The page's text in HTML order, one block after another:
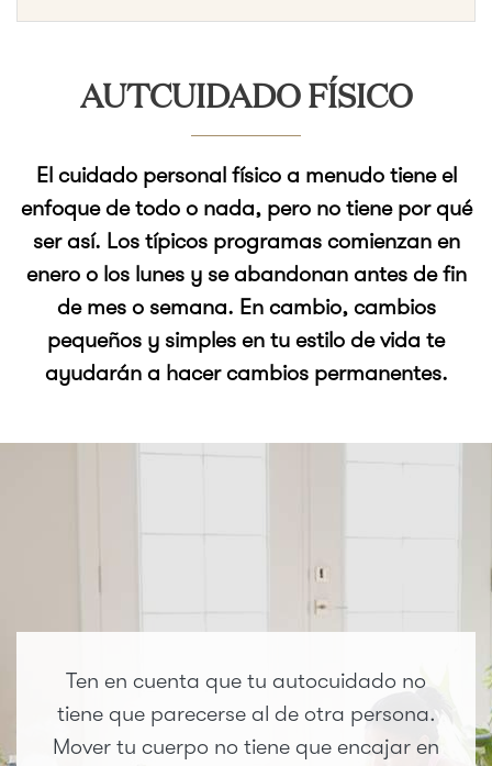
AUTCUIDADO FÍSICO
El cuidado personal físico a menudo tiene el
enfoque de todo o nada, pero no tiene por qué
ser así. Los típicos programas comienzan en
enero o los lunes y se abandonan antes de fin
de mes o semana. En cambio, cambios
pequeños y simples en tu estilo de vida te
ayudarán a hacer cambios permanentes.
Ten en cuenta que tu autocuidado no
tiene que parecerse al de otra persona.
Mover tu cuerpo no tiene que encajar en